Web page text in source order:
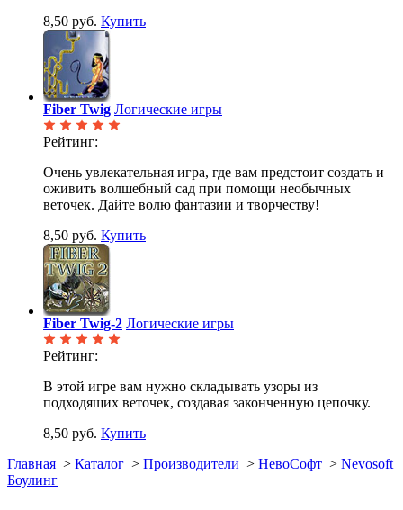
8,50 руб. Купить
Fiber Twig Логические игры
Рейтинг:
Очень увлекательная игра, где вам предстоит создать и
оживить волшебный сад при помощи необычных
веточек. Дайте волю фантазии и творчеству!
8,50 руб. Купить
Fiber Twig-2 Логические игры
Рейтинг:
В этой игре вам нужно складывать узоры из
подходящих веточек, создавая законченную цепочку.
8,50 руб. Купить
Главная > Каталог > Производители > НевоСофт > Nevosoft
Боулинг